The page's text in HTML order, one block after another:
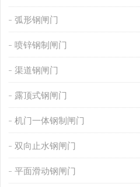
弧形钢闸门
喷锌钢制闸门
渠道钢闸门
露顶式钢闸门
机门一体钢制闸门
双向止水钢闸门
平面滑动钢闸门